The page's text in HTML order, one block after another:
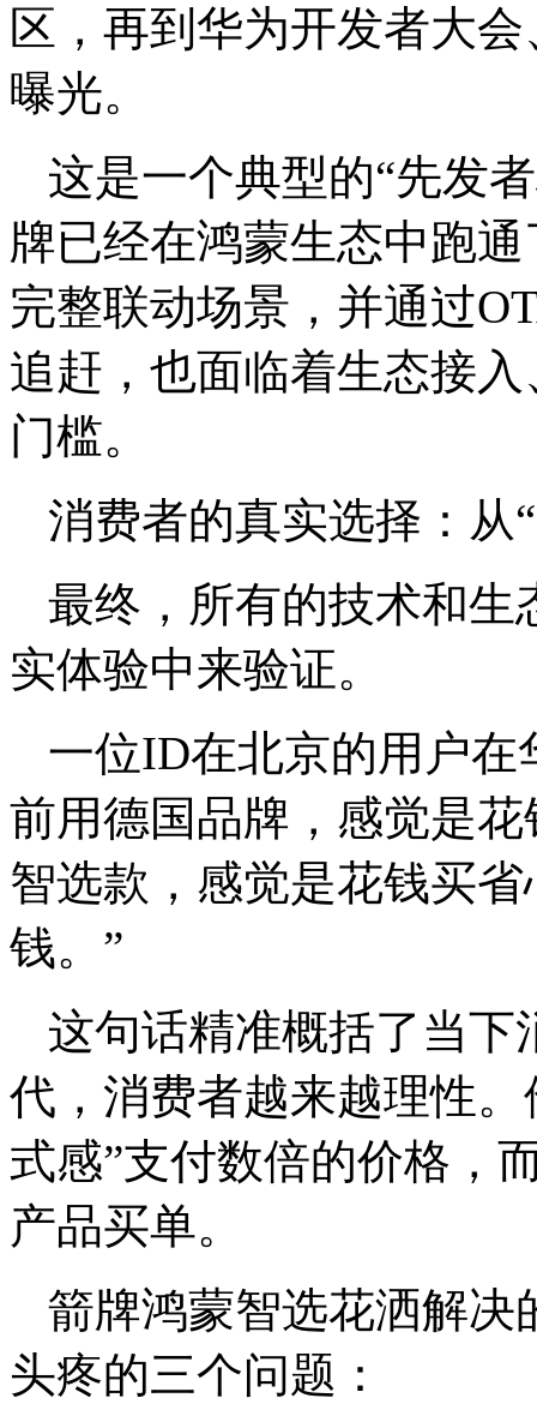
区，再到华为开发者大
曝光。
这是一个典型的“先发
牌已经在鸿蒙生态中跑
完整联动场景，并通过
追赶，也面临着生态接
门槛。
消费者的真实选择：从
最终，所有的技术和生
实体验中来验证。
一位ID在北京的用户在
前用德国品牌，感觉是
智选款，感觉是花钱买
钱。”
这句话精准概括了当
代，消费者越来越理性
式感”支付数倍的价格，
产品买单。
箭牌鸿蒙智选花洒解决
头疼的三个问题：